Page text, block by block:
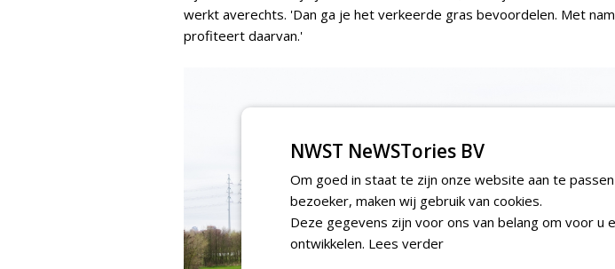
werkt averechts. 'Dan ga je het verkeerde gras bevoordelen. Met
profiteert daarvan.'
NWST NeWSTories BV
Om goed in staat te zijn onze website aan te
bezoeker, maken wij gebruik van cookies.
Deze gegevens zijn voor ons van belang om voor
ontwikkelen. Lees verder